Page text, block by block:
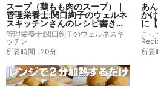
スープ（鶏もも肉のスープ）｜
管理栄養士:関口絢子のウェルネ
スキッチンさんのレシピ書き起
こし
管理栄養士:関口絢子のウェルネスキ
ッチン
所要時間 : 20分
あ
か
に
シ
こ
所要